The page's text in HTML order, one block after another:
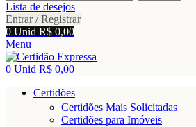
Lista de desejos
Entrar / Registrar
0 Unid R$ 0,00
Menu
0 Unid R$ 0,00
Certidões
Certidões Mais Solicitadas
Certidões para Imóveis